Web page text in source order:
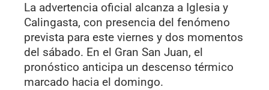
La advertencia oficial alcanza a Iglesia y
Calingasta, con presencia del fenómeno
prevista para este viernes y dos momentos
del sábado. En el Gran San Juan, el
pronóstico anticipa un descenso térmico
marcado hacia el domingo.